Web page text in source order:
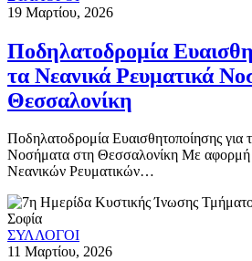
19 Μαρτίου, 2026
Ποδηλατοδρομία
τα Νεανικά Ρευματικά
Θεσσαλονίκη
Ποδηλατοδρομία Ευαισθητοποίησης για
Νοσήματα στη Θεσσαλονίκη Με
Νεανικών Ρευματικών…
ΣΥΛΛΟΓΟΙ
11 Μαρτίου, 2026